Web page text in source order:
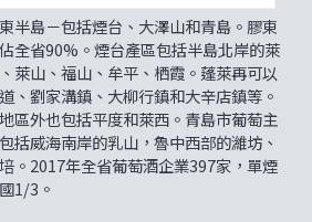
半島－包括煙台、大澤山和青島。膠東
全省90%。煙台產區包括半島北岸的萊
萊山、福山、牟平、栖霞。蓬萊再可以
、劉家溝鎮、大柳行鎮和大辛店鎮等。
區外也包括平度和萊西。青島市葡萄主
括威海南岸的乳山，魯中西部的濰坊、
。2017年全省葡萄酒企業397家，單煙
1/3。